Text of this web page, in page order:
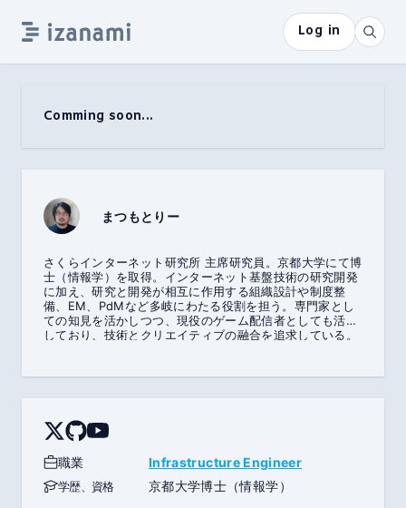
Log in
Comming soon...
まつもとりー
さくらインターネット研究所 主席研究員。京都大学にて博
士（情報学）を取得。インターネット基盤技術の研究開発
に加え、研究と開発が相互に作用する組織設計や制度整
備、EM、PdMなど多岐にわたる役割を担う。専門家とし
ての知見を活かしつつ、現役のゲーム配信者としても活動
しており、技術とクリエイティブの融合を追求している。
職業 Infrastructure Engineer
学歴、資格 京都大学博士（情報学）